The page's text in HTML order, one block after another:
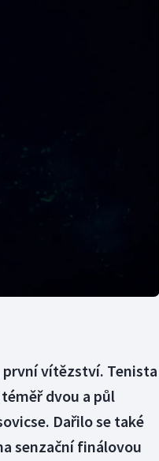
vítězství. Tenista
dvou a půl
Dařilo se také
senzační finálovou